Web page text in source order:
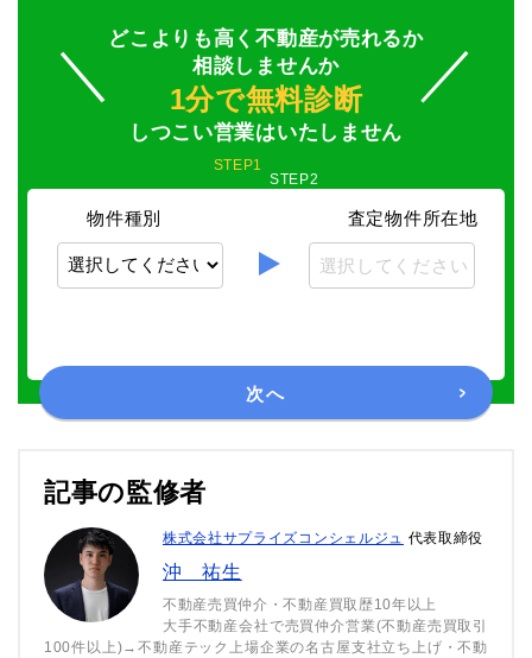
どこよりも高く不動産が売れるか
相談しませんか
1分で無料診断
しつこい営業はいたしません
STEP1
STEP2
物件種別 査定物件所在地
選択してください
次へ
記事の監修者
株式会社サプライズコンシェルジュ 代表取締役
沖 祐生
不動産売買仲介・不動産買取歴10年以上
大手不動産会社で売買仲介営業(不動産売買取引
100件以上)→不動産テック上場企業の名古屋支社立ち上げ・不動